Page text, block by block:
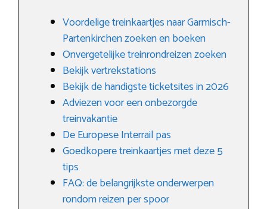
Voordelige treinkaartjes naar Garmisch-
Partenkirchen zoeken en boeken
Onvergetelijke treinrondreizen zoeken
Bekijk vertrekstations
Bekijk de handigste ticketsites in 2026
Adviezen voor een onbezorgde
treinvakantie
De Europese Interrail pas
Goedkopere treinkaartjes met deze 5
tips
FAQ: de belangrijkste onderwerpen
rondom reizen per spoor